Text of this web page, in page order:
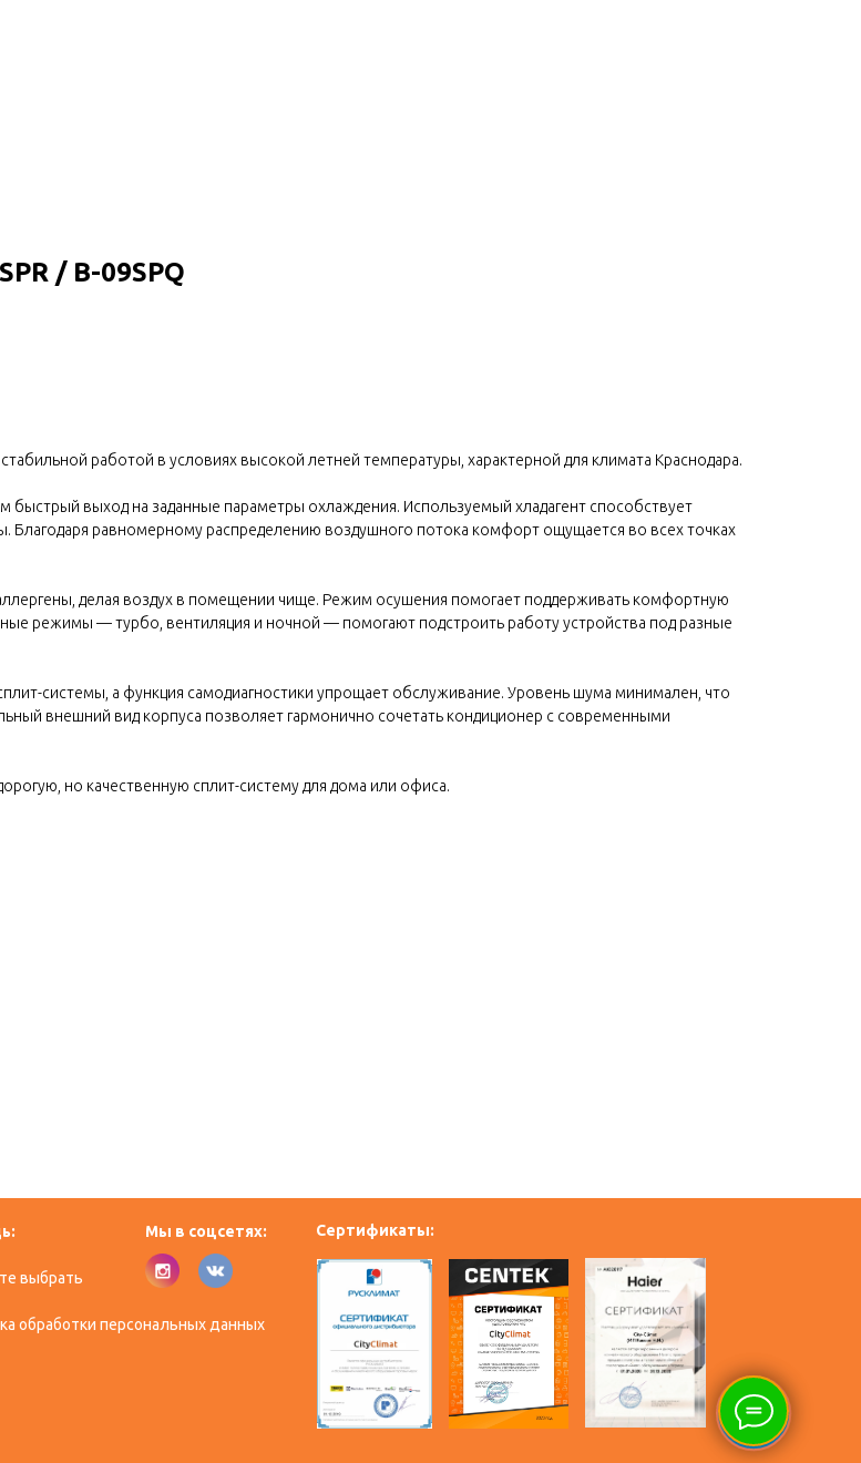
/ B-09SPQ
работой в условиях высокой летней температуры, характерной для климата Краснодара.
выход на заданные параметры охлаждения. Используемый хладагент способствует
равномерному распределению воздушного потока комфорт ощущается во всех точках
делая воздух в помещении чище. Режим осушения помогает поддерживать комфортную
режимы — турбо, вентиляция и ночной — помогают подстроить работу устройства под разные
системы, а функция самодиагностики упрощает обслуживание. Уровень шума минимален, что
внешний вид корпуса позволяет гармонично сочетать кондиционер с современными
но качественную сплит-систему для дома или офиса.
выбрать
обработки персональных данных
Мы в соцсетях: Сертификаты: